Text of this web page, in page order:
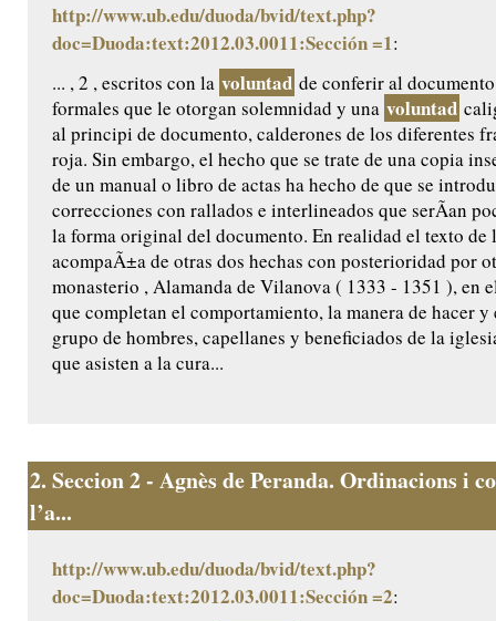
http://www.ub.edu/duoda/bvid/text.php?
doc=Duoda:text:2012.03.0011:Sección =1:
... , 2 , escritos con la voluntad de conferir al
formales que le otorgan solemnidad y una voluntad
al principi de documento, calderones de los diferentes
roja. Sin embargo, el hecho que se trate de una copia
de un manual o libro de actas ha hecho de que se
correcciones con rallados e interlineados que serÃ­an
la forma original del documento. En realidad el texto de
acompaÃ±a de otras dos hechas con posterioridad por
monasterio , Alamanda de Vilanova ( 1333 - 1351 ), en
que completan el comportamiento, la manera de hacer
grupo de hombres, capellanes y beneficiados de la
que asisten a la cura...
2. Seccion 2 - Agnès de Peranda. Ordinacions i
l’a...
http://www.ub.edu/duoda/bvid/text.php?
doc=Duoda:text:2012.03.0011:Sección =2: